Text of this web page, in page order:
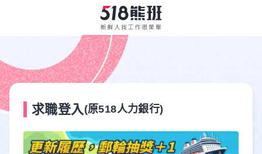
求職登入 (原518人力銀行)